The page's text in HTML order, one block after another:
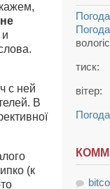
с ней
В
(к
Погода
тиск:
вітер: